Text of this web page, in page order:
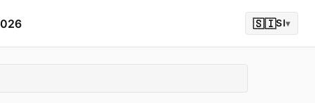
🇸🇮SI▾